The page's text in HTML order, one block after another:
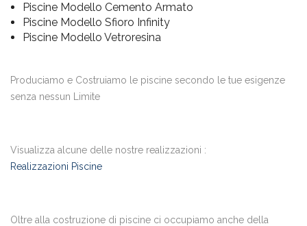
Piscine Modello Cemento Armato
Piscine Modello Sfioro Infinity
Piscine Modello Vetroresina
Produciamo e Costruiamo le piscine secondo le tue esigenze
senza nessun Limite
Visualizza alcune delle nostre realizzazioni :
Realizzazioni Piscine
Oltre alla costruzione di piscine ci occupiamo anche della